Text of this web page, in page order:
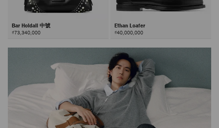
Bar Holdall 中號
₫73,340,000
Ethan Loafer
₫40,000,000